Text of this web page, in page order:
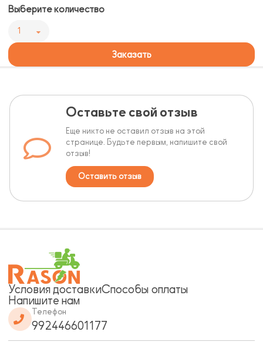
Выберите количество
1
Заказать
Оставьте свой отзыв
Еще никто не оставил отзыв на этой
странице. Будьте первым, напишите свой
отзыв!
Оставить отзыв
Условия доставкиСпособы оплаты
Напишите нам
Телефон
992446601177